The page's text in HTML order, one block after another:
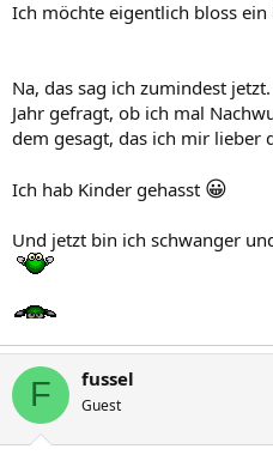
Ich möchte eigentlich bloss ein
Na, das sag ich zumindest
Jahr gefragt, ob ich mal
dem gesagt, das ich mir lieber
Ich hab Kinder gehasst 😀
Und jetzt bin ich schwanger
F fussel
Guest